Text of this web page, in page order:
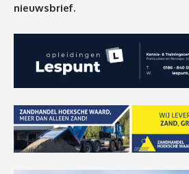
nieuwsbrief.